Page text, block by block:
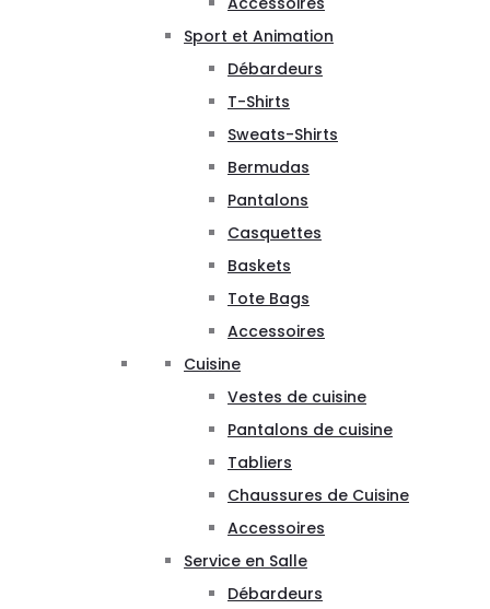
Sport et Animation
Débardeurs
T-Shirts
Sweats-Shirts
Bermudas
Pantalons
Casquettes
Baskets
Tote Bags
Accessoires
Cuisine
Vestes de cuisine
Pantalons de cuisine
Tabliers
Chaussures de Cuisine
Accessoires
Service en Salle
Débardeurs